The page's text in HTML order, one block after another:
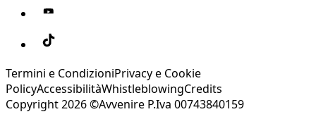
Termini e CondizioniPrivacy e Cookie
PolicyAccessibilitàWhistleblowingCredits
Copyright 2026 ©Avvenire P.Iva 00743840159